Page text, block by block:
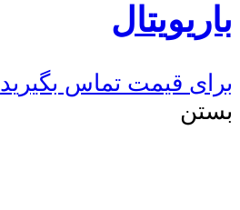
باریویتال
برای قیمت تماس بگیرید
بستن